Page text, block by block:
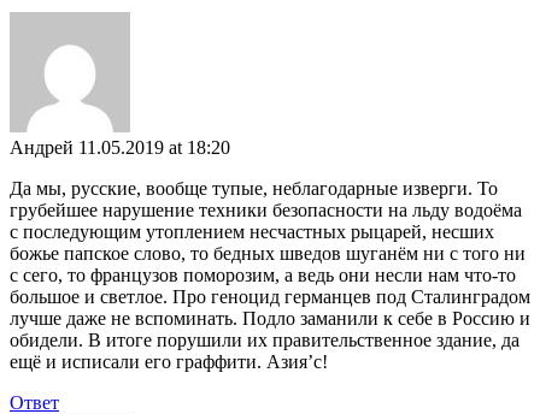
Андрей 11.05.2019 at 18:20
Да мы, русские, вообще тупые, неблагодарные изверги. То
грубейшее нарушение техники безопасности на льду водоёма
с последующим утоплением несчастных рыцарей, несших
божье папское слово, то бедных шведов шуганём ни с того ни
с сего, то французов поморозим, а ведь они несли нам что-то
большое и светлое. Про геноцид германцев под Сталинградом
лучше даже не вспоминать. Подло заманили к себе в Россию и
обидели. В итоге порушили их правительственное здание, да
ещё и исписали его граффити. Азия’с!
Ответ